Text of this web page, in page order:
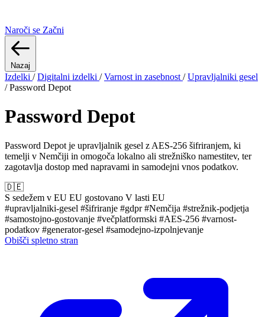
Naroči se Začni
Nazaj
Izdelki / Digitalni izdelki / Varnost in zasebnost / Upravljalniki gesel
/ Password Depot
Password Depot
Password Depot je upravljalnik gesel z AES-256 šifriranjem, ki
temelji v Nemčiji in omogoča lokalno ali strežniško namestitev, ter
zagotavlja dostop med napravami in samodejni vnos podatkov.
🇩🇪
S sedežem v EU EU gostovano V lasti EU
#upravljalniki-gesel #šifriranje #gdpr#Nemčija #strežnik-podjetja
#samostojno-gostovanje #večplatformski #AES-256 #varnost-
podatkov #generator-gesel #samodejno-izpolnjevanje
Obišči spletno stran